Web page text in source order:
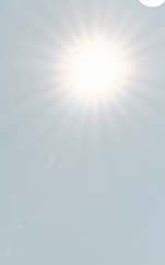
elegante Looks.
Modell vereint
kreieren.